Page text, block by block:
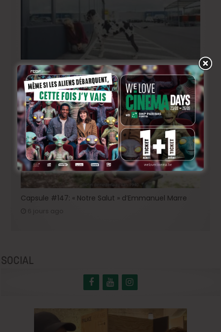
BRIFF 2026: la Compétition belge!
4 jours ago
Capsule #147: « Notre Salut » d’Emmanuel Marre
SOCIAL